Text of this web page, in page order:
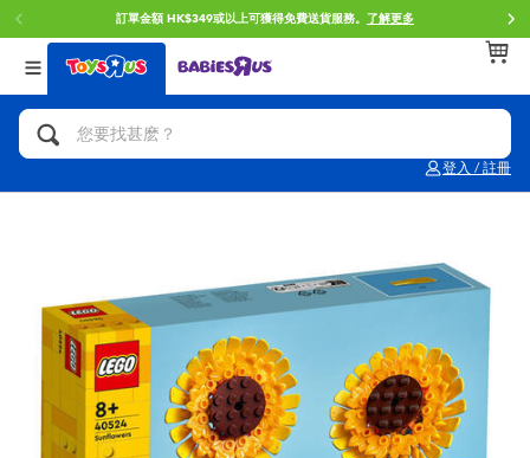
訂單金額 HK$349或以上可獲得免費送貨服務。 了解更多
登入 / 註冊
返回
分類目錄
人氣英雄,角色扮演,射擊玩具
玩具車,貨車,火車及遙控系列
手工藝,文具,蠟筆,泥膠,畫板
返回
品牌
Brunch Brother 早午餐兄弟
Mini Brands
Play-Doh培樂多
返回
年齢
0~2歳
8~11歳
12~14歳